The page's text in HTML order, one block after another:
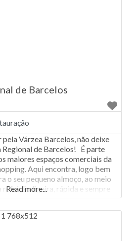
de Barcelos
pela Várzea Barcelos, não deixe
Regional de Barcelos! É parte
maiores espaços comerciais da
Aqui encontra, logo bem
o seu pequeno almoço, ao meio
refeição ligeira, rápida e sempre
bem português!
Read more...